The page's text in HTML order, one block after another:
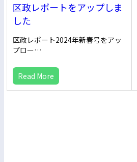
区政レポートをアップしま
した
区政レポート2024年新春号をアッ
プロー…
Read More